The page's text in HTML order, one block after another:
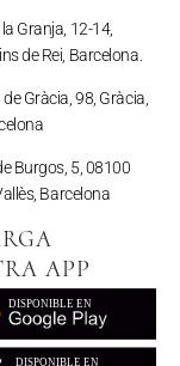
Granja, 12-14,
de Rei, Barcelona.
Gràcia, 98, Gràcia,
Burgos, 5, 08100
Barcelona
APP